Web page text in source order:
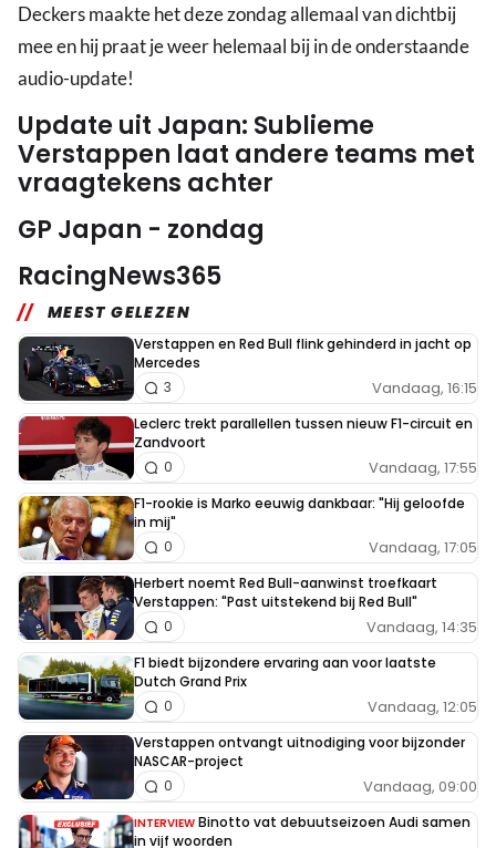
Deckers maakte het deze zondag allemaal van dichtbij
mee en hij praat je weer helemaal bij in de onderstaande
audio-update!
Update uit Japan: Sublieme
Verstappen laat andere teams met
vraagtekens achter
GP Japan - zondag
RacingNews365
MEEST GELEZEN
Verstappen en Red Bull flink gehinderd in jacht op
Mercedes
Vandaag, 16:15
3
Leclerc trekt parallellen tussen nieuw F1-circuit en
Zandvoort
Vandaag, 17:55
0
F1-rookie is Marko eeuwig dankbaar: "Hij geloofde
in mij"
Vandaag, 17:05
0
Herbert noemt Red Bull-aanwinst troefkaart
Verstappen: "Past uitstekend bij Red Bull"
Vandaag, 14:35
0
F1 biedt bijzondere ervaring aan voor laatste
Dutch Grand Prix
Vandaag, 12:05
0
Verstappen ontvangt uitnodiging voor bijzonder
NASCAR-project
Vandaag, 09:00
0
INTERVIEW Binotto vat debuutseizoen Audi samen
in vijf woorden